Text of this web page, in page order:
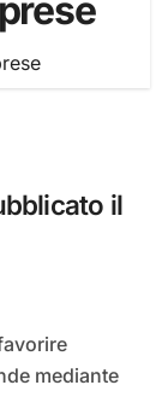
il
mediante